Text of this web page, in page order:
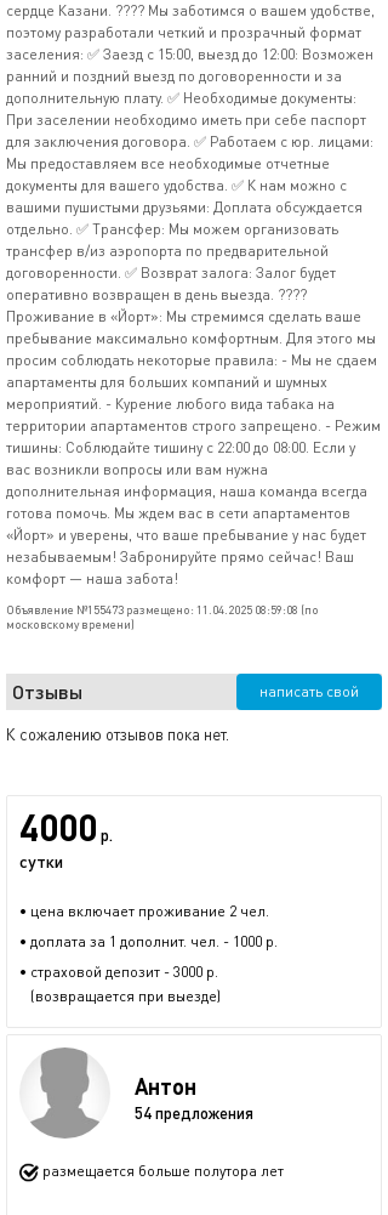
сердце Казани. ???? Мы заботимся о вашем удобстве,
поэтому разработали четкий и прозрачный формат
заселения: ✅ Заезд с 15:00, выезд до 12:00: Возможен
ранний и поздний выезд по договоренности и за
дополнительную плату. ✅ Необходимые документы:
При заселении необходимо иметь при себе паспорт
для заключения договора. ✅ Работаем с юр. лицами:
Мы предоставляем все необходимые отчетные
документы для вашего удобства. ✅ К нам можно с
вашими пушистыми друзьями: Доплата обсуждается
отдельно. ✅ Трансфер: Мы можем организовать
трансфер в/из аэропорта по предварительной
договоренности. ✅ Возврат залога: Залог будет
оперативно возвращен в день выезда. ????
Проживание в «Йорт»: Мы стремимся сделать ваше
пребывание максимально комфортным. Для этого мы
просим соблюдать некоторые правила: - Мы не сдаем
апартаменты для больших компаний и шумных
мероприятий. - Курение любого вида табака на
территории апартаментов строго запрещено. - Режим
тишины: Соблюдайте тишину с 22:00 до 08:00. Если у
вас возникли вопросы или вам нужна
дополнительная информация, наша команда всегда
готова помочь. Мы ждем вас в сети апартаментов
«Йорт» и уверены, что ваше пребывание у нас будет
незабываемым! Забронируйте прямо сейчас! Ваш
комфорт — наша забота!
Объявление №155473 размещено: 11.04.2025 08:59:08 (по
московскому времени)
Отзывы написать свой
К сожалению отзывов пока нет.
4000 р.
сутки
• цена включает проживание 2 чел.
• доплата за 1 дополнит. чел. - 1000 р.
• страховой депозит - 3000 р.
(возвращается при выезде)
Антон
54 предложения
размещается больше полутора лет